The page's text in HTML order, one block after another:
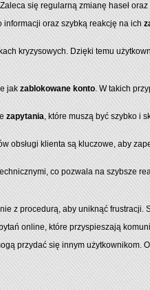
się regularną zmianę haseł
informacji oraz szybką reakcję na ich
kryzysowych. Dzięki temu
jak zablokowane konto. W takich
zapytania, które muszą być szybko i
obsługi klienta są kluczowe, aby
co pozwala na szybsze
z procedurą, aby uniknąć
online, które przyspieszają
przydać się innym